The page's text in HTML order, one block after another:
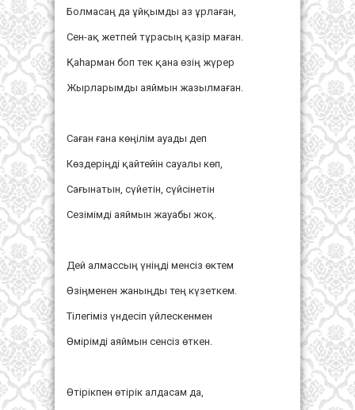
Болмасаң да ұйқымды аз ұрлаған,
Сен-ақ жетпей тұрасың қазір маған.
Қаһарман боп тек қана өзің жүрер
Жырларымды аяймын жазылмаған.
Саған ғана көңілім ауады деп
Көздеріңді қайтейін сауалы көп,
Сағынатын, сүйетін, сүйсінетін
Сезімімді аяймын жауабы жоқ.
Дей алмассың үніңді менсіз өктем
Өзіңменен жаныңды тең күзеткем.
Тілегіміз үндесіп үйлескенмен
Өмірімді аяймын сенсіз өткен.
Өтірікпен өтірік алдасам да,